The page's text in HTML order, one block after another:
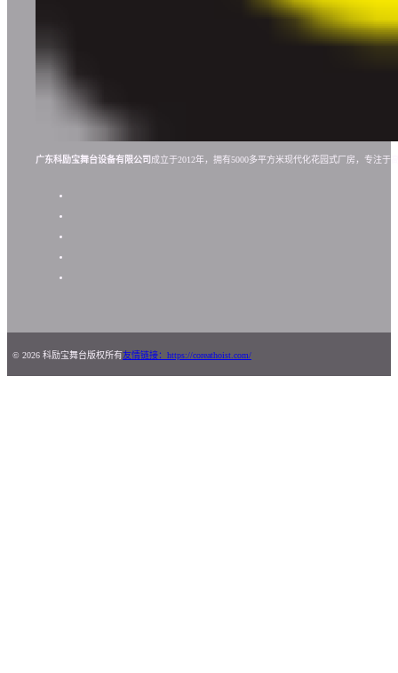
广东科励宝舞台设备有限公司 成立于2012年，拥有5000多平方米现代化花园式厂房，专注
© 2026 科励宝舞台版权所有友情链接：https://coreathoist.com/